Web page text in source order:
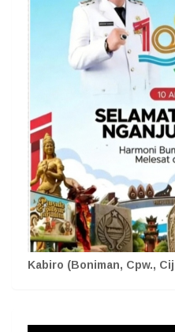
Kabiro (Boniman, Cpw.,